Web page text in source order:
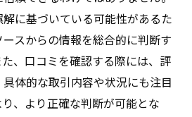
に基づいている可能性があるた
スからの情報を総合的に判断す
、口コミを確認する際には、評
体的な取引内容や状況にも注目
、より正確な判断が可能とな